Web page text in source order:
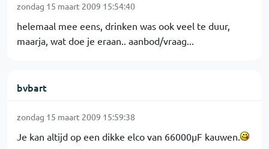
zondag 15 maart 2009 15:54:40
helemaal mee eens, drinken was ook veel te duur,
maarja, wat doe je eraan.. aanbod/vraag...
bvbart
zondag 15 maart 2009 15:59:38
Je kan altijd op een dikke elco van 66000µF kauwen.